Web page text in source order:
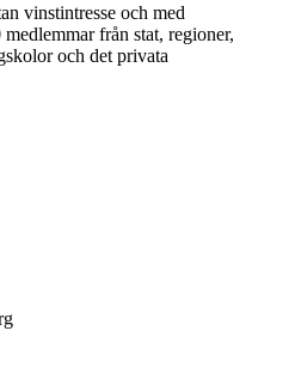
vinst­intresse och med
från stat, regioner,
och det privata